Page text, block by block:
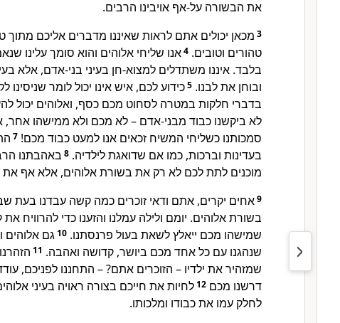
את הבשורה על-אף אויבינו הרבים.
3 מכאן יכולים אתם לראות שאיננו מדברים אליכם מתוך
טהורים וטובים.4אנו שליחי אלוהים והוא סומך עלינו
בלבד. איננו משתדלים למצוא-חן בעיני בני-אדם, אלא
ובוחן את לבנו.5כידוע לכם, איש אינו יכול לומר
בדברי חלקות במטרה לסחוט מכם כסף, ואלוהים יכול
לא ביקשנו כבוד מבני-אדם – לא מכם ולא ממישהו אחר,
סמכותנו כשליחי המשיח זכאים אנו למעט כבוד מכם!7
בעדינות וברכות, כמו אם שדואגת לילדיה.8 באהבתנו
מוכנים לתת לכם לא רק את בשורת אלוהים, אלא אף את
9אחים יקרים, אתם ודאי זוכרים כמה קשה עבדנו בעת
בשורת אלוהים. יומם ולילה עמלנו והזענו כדי להרוויח את
שמישהו מכם ייאלץ לשאת בעול פרנסתנו.10גם אלוהים
שנהגנו עם כל אחד מכם ביושר, קדושה ואהבה. 11
שמזהיר את ילדיו – הזוכרים אתם? – התחננו לפניכם,
דרשנו מכם12לחיות את חייכם בצורה ראויה בעיני
לחלק עמו את כבודו ומלכותו.